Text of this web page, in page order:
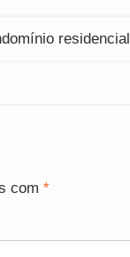
residencial
com *